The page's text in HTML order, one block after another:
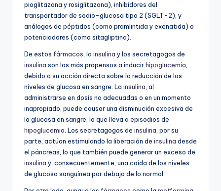
pioglitazona y rosiglitazona), inhibidores del
transportador de sodio-glucosa tipo 2 (SGLT-2), y
análogos de péptidos (como pramlintida y exenatida) o
potenciadores (como sitagliptina).
De estos fármacos, la insulina y los secretagogos de
insulina son los más propensos a inducirhipoglucemia,
debido a su acción directa sobre la reducción de los
niveles de glucosa en sangre. La insulina, al
administrarse en dosis no adecuadas o en un momento
inapropiado, puede causar una disminución excesiva de
la glucosa en sangre, lo que lleva a episodios de
hipoglucemia. Los secretagogos de insulina, por su
parte, actúan estimulando la liberación de insulina desde
el páncreas, lo que también puede generar un exceso de
insulina y, consecuentemente, una caída de los niveles
de glucosa sanguínea por debajo de lo normal.